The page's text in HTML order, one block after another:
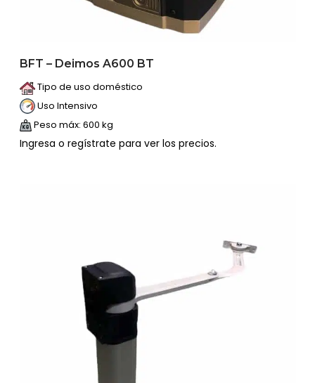
BFT – Deimos A600 BT
Tipo de uso doméstico
Uso Intensivo
Peso máx: 600 kg
Ingresa o regístrate para ver los precios.